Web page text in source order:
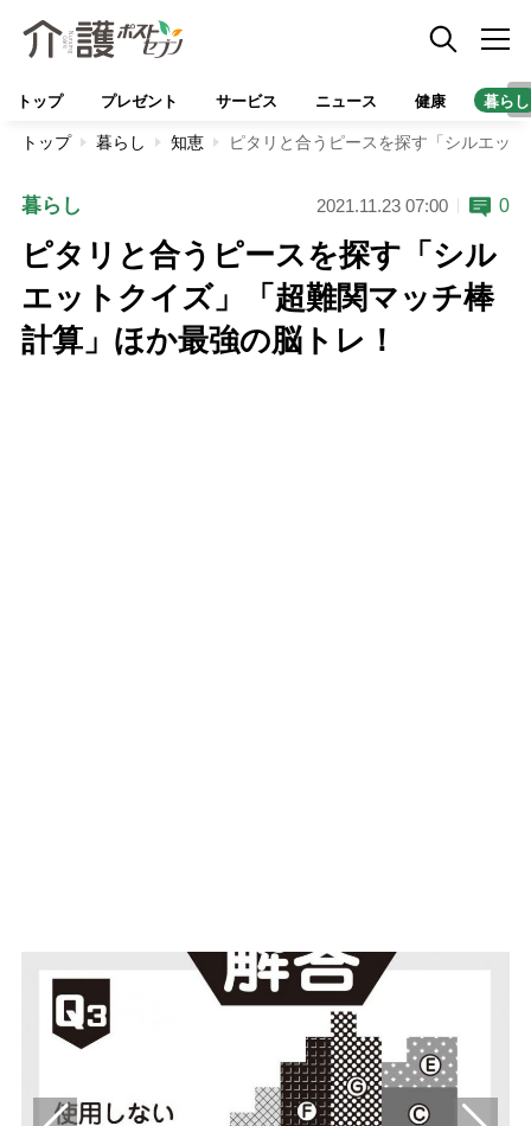
トップ プレゼント サービス ニュース 健康 暮らし
トップ 暮らし 知恵 ピタリと合うピースを探す「シルエッ
暮らし 2021.11.23 07:00 0
ピタリと合うピースを探す「シル
エットクイズ」「超難関マッチ棒
計算」ほか最強の脳トレ！